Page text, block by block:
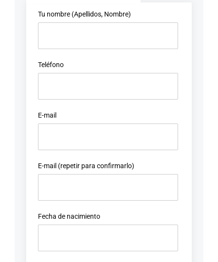
Tu nombre (Apellidos, Nombre)
Teléfono
E-mail
E-mail (repetir para confirmarlo)
Fecha de nacimiento